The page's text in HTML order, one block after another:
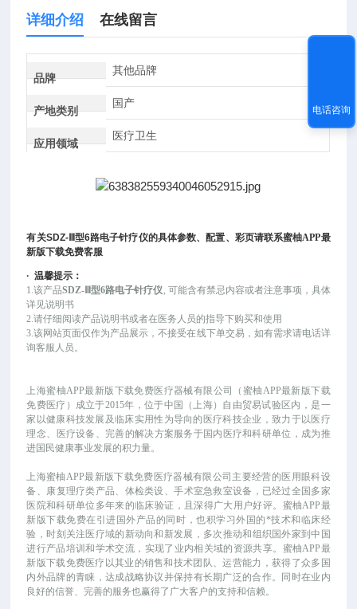
详细介绍 在线留言
品牌
其他品牌
产地类别
国产
应用领域
医疗卫生
有关SDZ-Ⅲ型6路电子针疗仪的具体参数、配置、彩页请联系蜜柚APP最
新版下载免费客服
·温馨提示：
1.该产品SDZ-Ⅲ型6路电子针疗仪, 可能含有禁忌内容或者注意事项，具体
详见说明书
2.请仔细阅读产品说明书或者在医务人员的指导下购买和使用
3.该网站页面仅作为产品展示，不接受在线下单交易，如有需求请电话详
询客服人员。
上海蜜柚APP最新版下载免费医疗器械有限公司（蜜柚APP最新版下载
免费医疗）成立于2015年，位于中国（上海）自由贸易试验区内，是一
家以健康科技发展及临床实用性为导向的医疗科技企业，致力于以医疗
理念、医疗设备、完善的解决方案服务于国内医疗和科研单位，成为推
进国民健康事业发展的积力量。
上海蜜柚APP最新版下载免费医疗器械有限公司主要经营的医用眼科设
备、康复理疗类产品、体检类设、手术室急救室设备，已经过全国多家
医院和科研单位多年来的临床验证，且深得广大用户好评。蜜柚APP最
新版下载免费在引进国外产品的同时，也积学习外国的*技术和临床经
验，时刻关注医疗域的新动向和新发展，多次推动和组织国外家到中国
进行产品培训和学术交流，实现了业内相关域的资源共享。蜜柚APP最
新版下载免费医疗以其业的销售和技术团队、运营能力，获得了众多国
内外品牌的青睐，达成战略协议并保持有长期广泛的合作。同时在业内
良好的信誉、完善的服务也赢得了广大客户的支持和信赖。
电话咨询